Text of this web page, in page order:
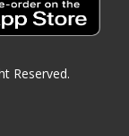
Reserved.